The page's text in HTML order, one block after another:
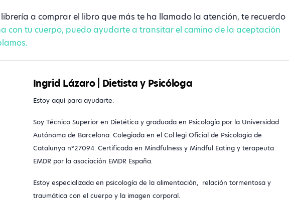
a comprar el libro que más te ha llamado la atención, te recuerdo
con tu cuerpo, puedo ayudarte a transitar el camino de la aceptación
Ingrid Lázaro | Dietista y Psicóloga
Estoy aquí para ayudarte.
Soy Técnico Superior en Dietética y graduada en Psicología por la Universidad
Autónoma de Barcelona. Colegiada en el Col.legi Oficial de Psicologia de
Catalunya n°27094. Certificada en Mindfulness y Mindful Eating y terapeuta
EMDR por la asociación EMDR España.
Estoy especializada en psicología de la alimentación,relación tormentosa y
traumática con el cuerpo y la imagen corporal.